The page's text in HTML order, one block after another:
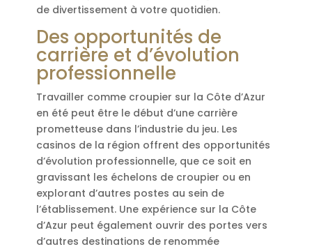
de divertissement à votre quotidien.
Des opportunités de
carrière et d’évolution
professionnelle
Travailler comme croupier sur la Côte d’Azur
en été peut être le début d’une carrière
prometteuse dans l’industrie du jeu. Les
casinos de la région offrent des opportunités
d’évolution professionnelle, que ce soit en
gravissant les échelons de croupier ou en
explorant d’autres postes au sein de
l’établissement. Une expérience sur la Côte
d’Azur peut également ouvrir des portes vers
d’autres destinations de renommée